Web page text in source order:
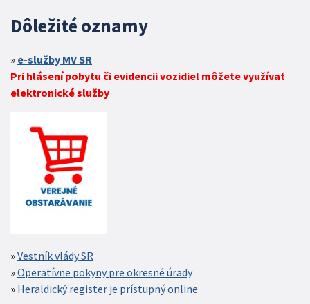
Dôležité oznamy
e-služby MV SR
Pri hlásení pobytu či evidencii vozidiel môžete využívať
elektronické služby
Vestník vlády SR
Operatívne pokyny pre okresné úrady
Heraldický register je prístupný online